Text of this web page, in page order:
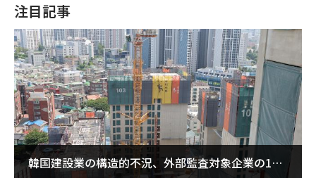
注目記事
韓国建設業の構造的不況、外部監査対象企業の1割